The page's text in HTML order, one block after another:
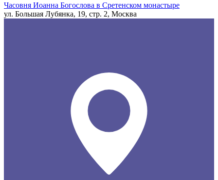
Часовня Иоанна Богослова в Сретенском монастыре
ул. Большая Лубянка, 19, стр. 2, Москва